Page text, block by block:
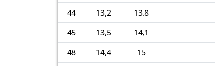
44
13,2 13,8
45
13,5 14,1
48
14,4 15